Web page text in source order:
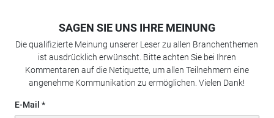
SAGEN SIE UNS IHRE MEINUNG
Die qualifizierte Meinung unserer Leser zu allen Branchenthemen
ist ausdrücklich erwünscht. Bitte achten Sie bei Ihren
Kommentaren auf die Netiquette, um allen Teilnehmern eine
angenehme Kommunikation zu ermöglichen. Vielen Dank!
E-Mail